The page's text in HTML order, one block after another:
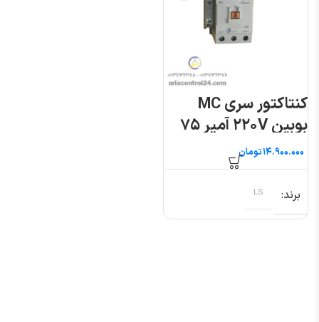
کنتاکتور سری MC
بوبین ۲۲۰V آمپر ۷۵
ال اس تومان
برند LS